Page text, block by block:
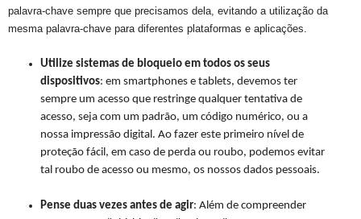
palavra-chave sempre que precisamos dela, evitando a utilização da
mesma palavra-chave para diferentes plataformas e aplicações.
Utilize sistemas de bloqueio em todos os seus
dispositivos: em smartphones e tablets, devemos ter
sempre um acesso que restringe qualquer tentativa de
acesso, seja com um padrão, um código numérico, ou a
nossa impressão digital. Ao fazer este primeiro nível de
proteção fácil, em caso de perda ou roubo, podemos evitar
tal roubo de acesso ou mesmo, os nossos dados pessoais.
Pense duas vezes antes de agir: Além de compreender